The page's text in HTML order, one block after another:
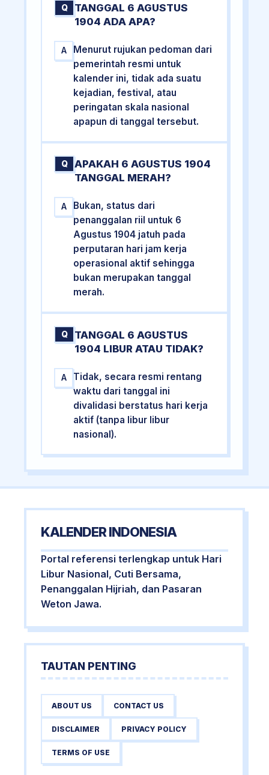
Q
TANGGAL 6 AGUSTUS
1904 ADA APA?
A
Menurut rujukan pedoman dari
pemerintah resmi untuk
kalender ini, tidak ada suatu
kejadian, festival, atau
peringatan skala nasional
apapun di tanggal tersebut.
Q
APAKAH 6 AGUSTUS 1904
TANGGAL MERAH?
A
Bukan, status dari
penanggalan riil untuk 6
Agustus 1904 jatuh pada
perputaran hari jam kerja
operasional aktif sehingga
bukan merupakan tanggal
merah.
Q
TANGGAL 6 AGUSTUS
1904 LIBUR ATAU TIDAK?
A
Tidak, secara resmi rentang
waktu dari tanggal ini
divalidasi berstatus hari kerja
aktif (tanpa libur libur
nasional).
KALENDER INDONESIA
Portal referensi terlengkap untuk Hari
Libur Nasional, Cuti Bersama,
Penanggalan Hijriah, dan Pasaran
Weton Jawa.
TAUTAN PENTING
ABOUT US CONTACT US
DISCLAIMER PRIVACY POLICY
TERMS OF USE